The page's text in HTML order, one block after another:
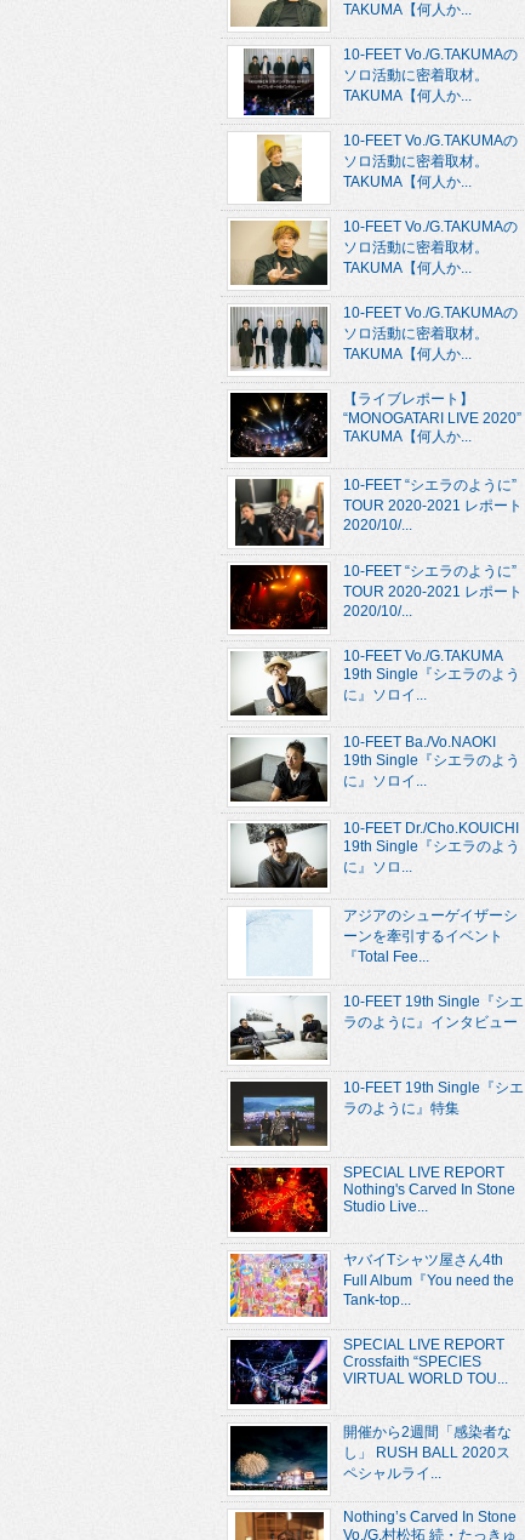
TAKUMA【何人か...
10-FEET Vo./G.TAKUMAの
ソロ活動に密着取材。
TAKUMA【何人か...
10-FEET Vo./G.TAKUMAの
ソロ活動に密着取材。
TAKUMA【何人か...
10-FEET Vo./G.TAKUMAの
ソロ活動に密着取材。
TAKUMA【何人か...
10-FEET Vo./G.TAKUMAの
ソロ活動に密着取材。
TAKUMA【何人か...
【ライブレポート】
“MONOGATARI LIVE 2020”
TAKUMA【何人か...
10-FEET “シエラのように”
TOUR 2020-2021 レポート
2020/10/...
10-FEET “シエラのように”
TOUR 2020-2021 レポート
2020/10/...
10-FEET Vo./G.TAKUMA
19th Single『シエラのよう
に』ソロイ...
10-FEET Ba./Vo.NAOKI
19th Single『シエラのよう
に』ソロイ...
10-FEET Dr./Cho.KOUICHI
19th Single『シエラのよう
に』ソロ...
アジアのシューゲイザーシ
ーンを牽引するイベント
『Total Fee...
10-FEET 19th Single『シエ
ラのように』インタビュー
10-FEET 19th Single『シエ
ラのように』特集
SPECIAL LIVE REPORT
Nothing's Carved In Stone
Studio Live...
ヤバイTシャツ屋さん4th
Full Album『You need the
Tank-top...
SPECIAL LIVE REPORT
Crossfaith “SPECIES
VIRTUAL WORLD TOU...
開催から2週間「感染者な
し」 RUSH BALL 2020ス
ペシャルライ...
Nothing’s Carved In Stone
Vo./G.村松拓 続・たっきゅ